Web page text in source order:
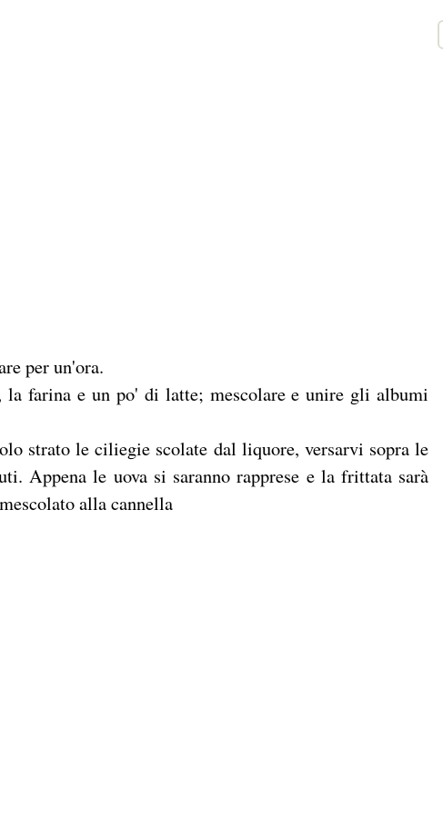
per un'ora.
farina e un po' di latte; mescolare e unire gli albumi
strato le ciliegie scolate dal liquore, versarvi sopra le
Appena le uova si saranno rapprese e la frittata sarà
alla cannella